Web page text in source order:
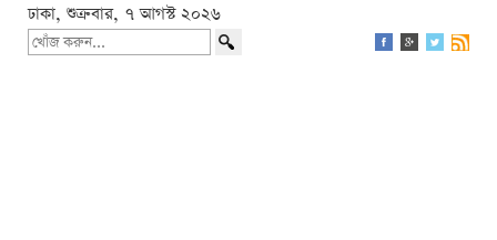
ঢাকা, শুক্রবার, ৭ আগস্ট ২০২৬